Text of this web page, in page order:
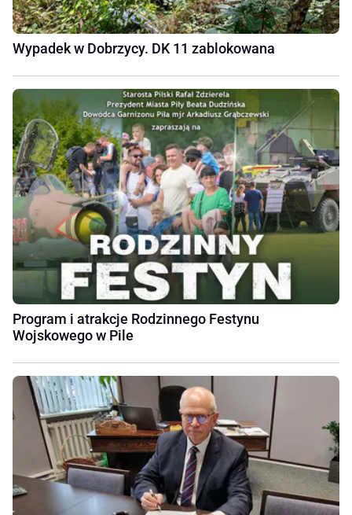
Wypadek w Dobrzycy. DK 11 zablokowana
Program i atrakcje Rodzinnego Festynu
Wojskowego w Pile